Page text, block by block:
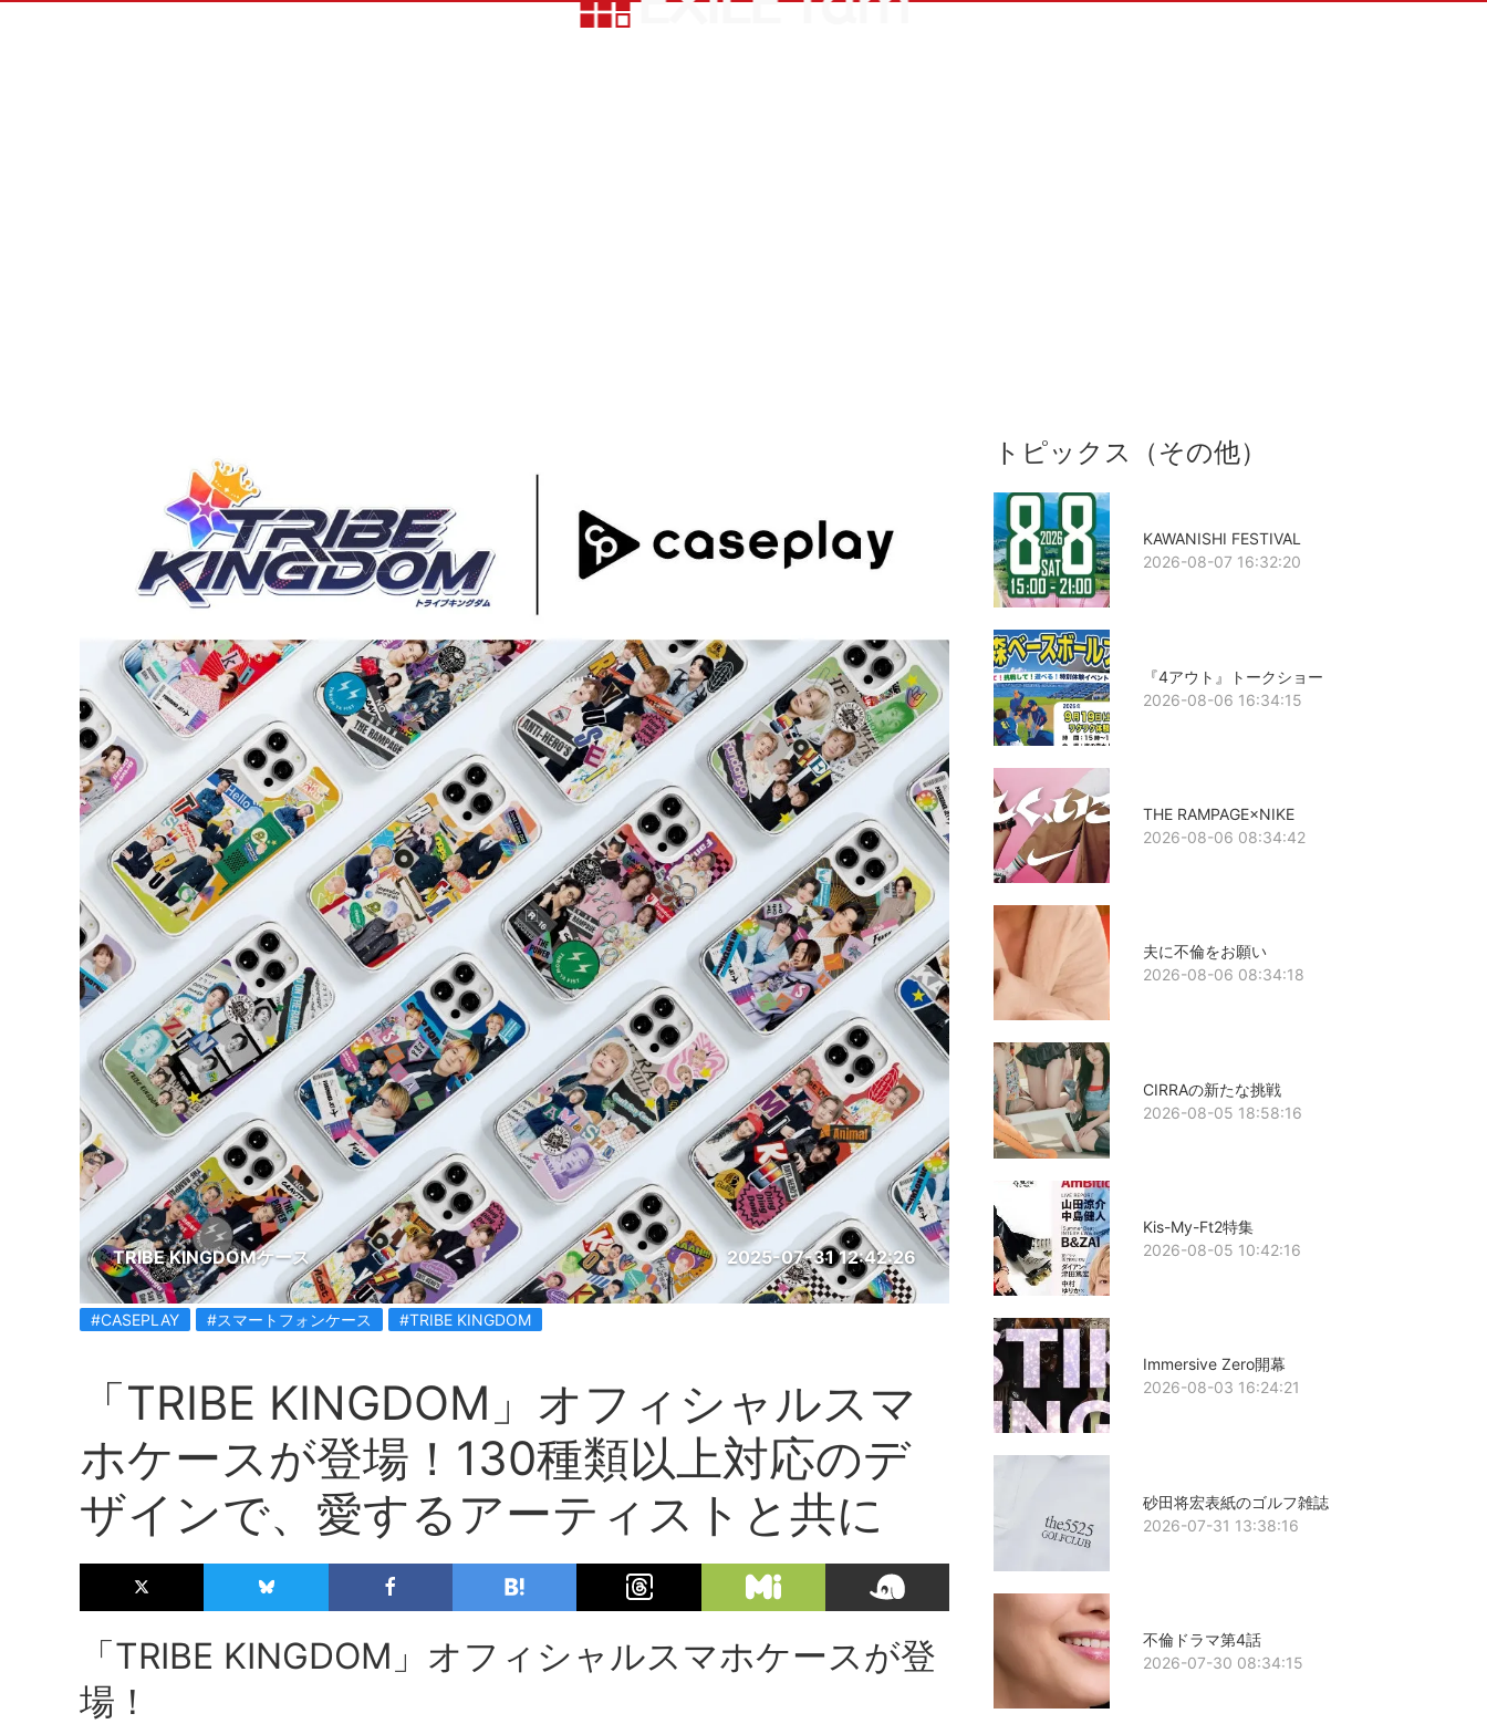
TRIBE KINGDOMケース 2025-07-31 12:42:26
#CASEPLAY #スマートフォンケース #TRIBE KINGDOM
「TRIBE KINGDOM」オフィシャルスマ
ホケースが登場！130種類以上対応のデ
ザインで、愛するアーティストと共に
「TRIBE KINGDOM」オフィシャルスマホケースが登
場！
トピックス（その他）
KAWANISHI FESTIVAL
2026-08-07 16:32:20
『4アウト』トークショー
2026-08-06 16:34:15
THE RAMPAGE×NIKE
2026-08-06 08:34:42
夫に不倫をお願い
2026-08-06 08:34:18
CIRRAの新たな挑戦
2026-08-05 18:58:16
Kis-My-Ft2特集
2026-08-05 10:42:16
Immersive Zero開幕
2026-08-03 16:24:21
砂田将宏表紙のゴルフ雑誌
2026-07-31 13:38:16
不倫ドラマ第4話
2026-07-30 08:34:15